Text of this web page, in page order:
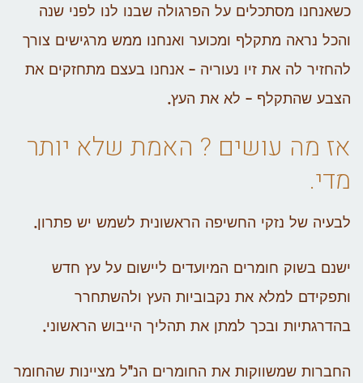
כשאנחנו מסתכלים על הפרגולה שבנו לנו לפני שנה
והכל נראה מתקלף ומכוער ואנחנו ממש מרגישים צורך
להחזיר לה את זיו נעוריה – אנחנו בעצם מתחזקים את
הצבע שהתקלף – לא את העץ.
אז מה עושים ? האמת שלא יותר
מדי.
לבעיה של נזקי החשיפה הראשונית לשמש יש פתרון.
ישנם בשוק חומרים המיועדים ליישום על עץ חדש
ותפקידם למלא את נקבוביות העץ ולהשתחרר
בהדרגתיות ובכך למתן את תהליך הייבוש הראשוני.
החברות שמשווקות את החומרים הנ"ל מציינות שהחומר